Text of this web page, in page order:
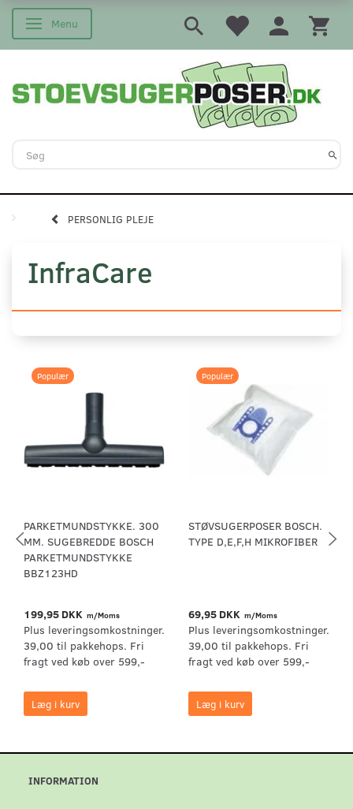
Skifte navigation
Menu
PERSONLIG PLEJE
InfraCare
Populær
PARKETMUNDSTYKKE. 300
MM. SUGEBREDDE BOSCH
PARKETMUNDSTYKKE
BBZ123HD
199,95 DKK m/Moms
Plus leveringsomkostninger.
39,00 til pakkehops. Fri
fragt ved køb over 599,-
Læg i kurv
Populær
STØVSUGERPOSER BOSCH.
TYPE D,E,F,H MIKROFIBER
69,95 DKK m/Moms
Plus leveringsomkostninger.
39,00 til pakkehops. Fri
fragt ved køb over 599,-
Læg i kurv
INFORMATION